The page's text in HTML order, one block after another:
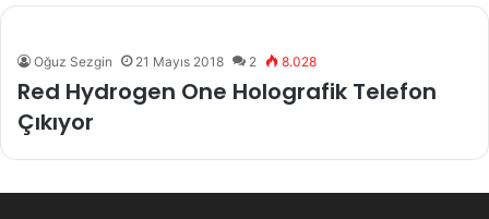
Oğuz Sezgin 21 Mayıs 2018 2 8.028
Red Hydrogen One Holografik Telefon
Çıkıyor